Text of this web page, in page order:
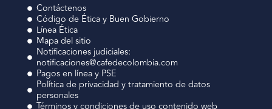
Contáctenos
Código de Ética y Buen Gobierno
Línea Ética
Mapa del sitio
Notificaciones judiciales:
notificaciones@cafedecolombia.com
Pagos en línea y PSE
Política de privacidad y tratamiento de datos
personales
Términos y condiciones de uso contenido web